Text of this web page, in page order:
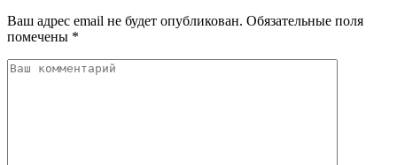
Ваш адрес email не будет опубликован. Обязательные поля
помечены *